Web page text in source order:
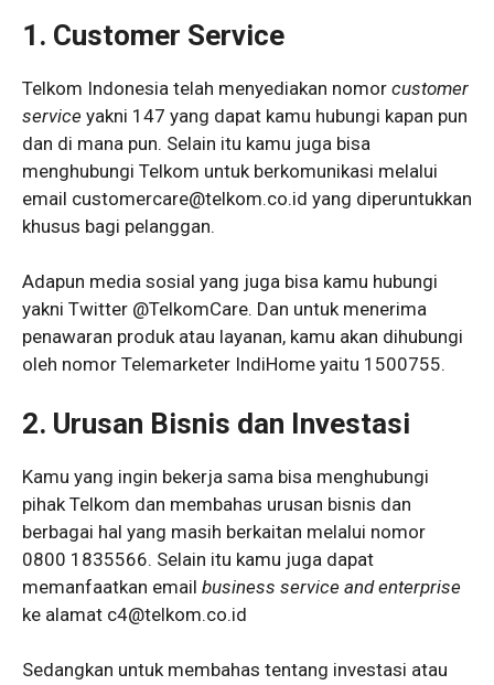
1. Customer Service
Telkom Indonesia telah menyediakan nomor customer
service yakni 147 yang dapat kamu hubungi kapan pun
dan di mana pun. Selain itu kamu juga bisa
menghubungi Telkom untuk berkomunikasi melalui
email customercare@telkom.co.id yang diperuntukkan
khusus bagi pelanggan.
Adapun media sosial yang juga bisa kamu hubungi
yakni Twitter @TelkomCare. Dan untuk menerima
penawaran produk atau layanan, kamu akan dihubungi
oleh nomor Telemarketer IndiHome yaitu 1500755.
2. Urusan Bisnis dan Investasi
Kamu yang ingin bekerja sama bisa menghubungi
pihak Telkom dan membahas urusan bisnis dan
berbagai hal yang masih berkaitan melalui nomor
0800 1835566. Selain itu kamu juga dapat
memanfaatkan email business service and enterprise
ke alamat c4@telkom.co.id
Sedangkan untuk membahas tentang investasi atau